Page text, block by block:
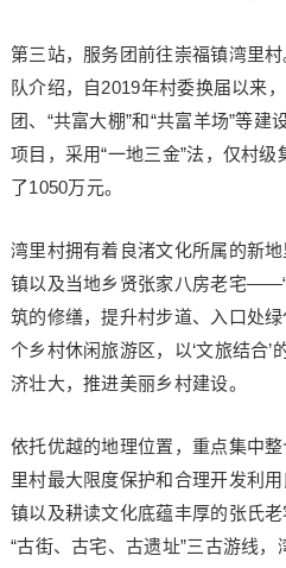
第三站，服务团前往崇福镇湾里
队介绍，自2019年村委换届以来
团、“共富大棚”和“共富羊场”等
项目，采用“一地三金”法，仅村
了1050万元。
湾里村拥有着良渚文化所属的新
镇以及当地乡贤张家八房老宅
筑的修缮，提升村步道、入口处
个乡村休闲旅游区，以‘文旅结合
济壮大，推进美丽乡村建设。
依托优越的地理位置，重点集中
里村最大限度保护和合理开发利
镇以及耕读文化底蕴丰厚的张氏
“古街、古宅、古遗址”三古游线